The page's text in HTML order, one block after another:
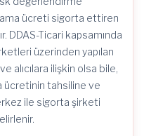
ücreti sigorta ettiren
DDAS-Ticari kapsamında
üzerinden yapılan
alıcılara ilişkin olsa bile,
ücretinin tahsiline ve
ile sigorta şirketi